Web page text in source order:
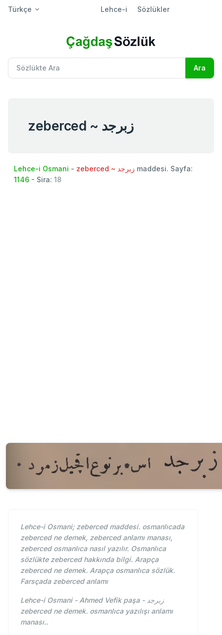
Türkçe Lehce-i Sözlükler
zeberced ~ زبرجد
Lehce-i Osmani - zeberced ~ زبرجد maddesi. Sayfa:
1146 - Sira: 18
Lehce-i Osmani; zeberced maddesi. osmanlıcada
zeberced ne demek, zeberced anlamı manası,
zeberced osmanlıca nasıl yazılır. Osmanlıca
sözlükte zeberced hakkında bilgi. Arapça
zeberced ne demek. Arapça osmanlıca sözlük.
Farsçada zeberced anlamı
Lehce-i Osmani - Ahmed Vefik paşa - زبرجد
zeberced ne demek. osmanlıca yazılışı anlamı
manası..